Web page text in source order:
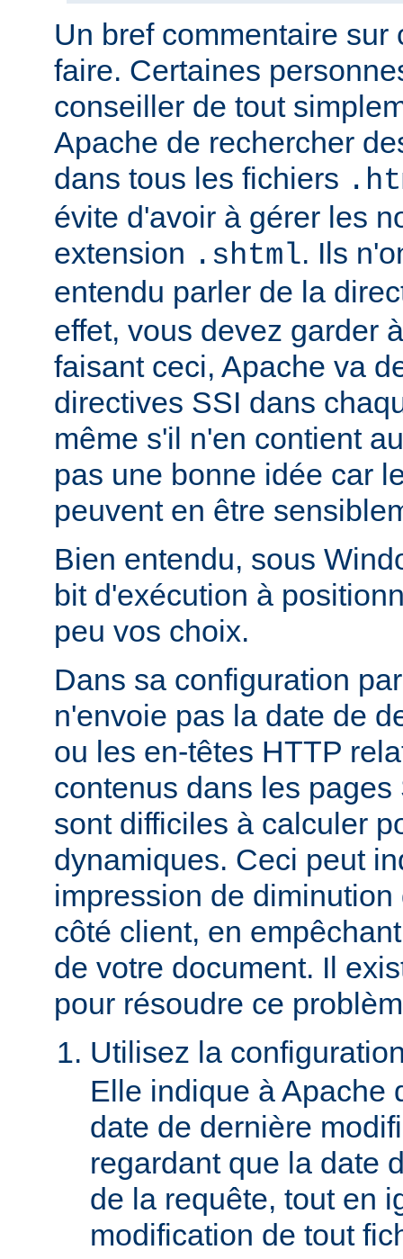
Un bref commentaire sur
faire. Certaines
conseiller de tout
Apache de rechercher
dans tous les fichiers
évite d'avoir à gérer les
extension .shtml. Ils
entendu parler de la
effet, vous devez garder
faisant ceci, Apache va
directives SSI dans
même s'il n'en contient
pas une bonne idée car
peuvent en être
Bien entendu, sous
bit d'exécution à
peu vos choix.
Dans sa configuration
n'envoie pas la date de
ou les en-têtes HTTP
contenus dans les
sont difficiles à calculer
dynamiques. Ceci peut
impression de
côté client, en
de votre document. Il
pour résoudre ce
Utilisez la
Elle indique à Apache
date de dernière
regardant que la date
de la requête, tout en
modification de tout